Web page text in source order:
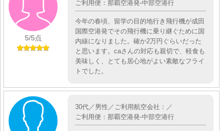
5/5点
ご利用便：那覇空港発-中部空港行
今年の春頃、留学の目的地行き飛行機が成田
国際空港発でその飛行機に乗り継ぐために国
内線になりました。確か2万円ぐらいだった
と思います。caさんの対応も親切で、軽食も
美味しく、とても居心地がよい素敵なフライ
トでした。
30代／男性／ご利用航空会社：／
ご利用便：那覇空港発-中部空港行